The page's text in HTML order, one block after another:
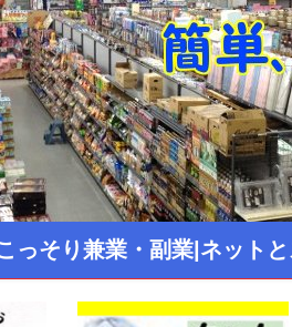
っそり兼業・副業|ネット